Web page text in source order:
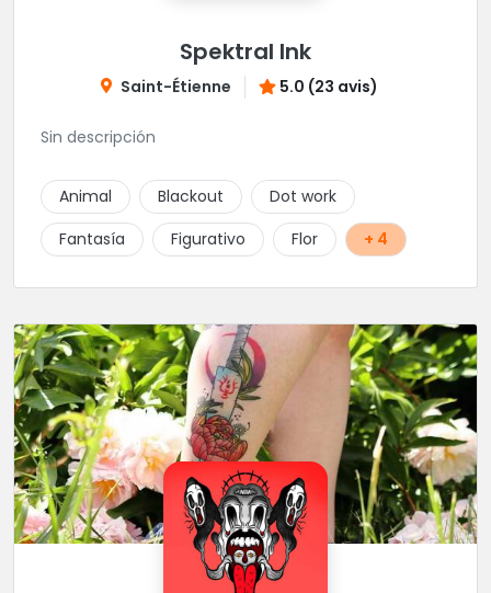
Spektral Ink
Saint-Étienne 5.0 (23 avis)
Sin descripción
Animal Blackout
Dot work
Fantasía
Figurativo Flor + 4